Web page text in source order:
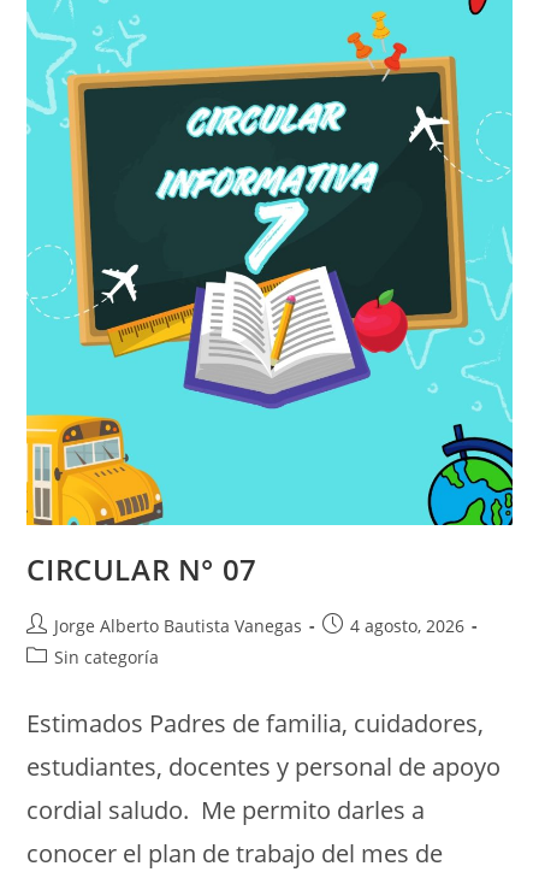
CIRCULAR N° 07
Jorge Alberto Bautista Vanegas
4 agosto, 2026
Sin categoría
Estimados Padres de familia, cuidadores,
estudiantes, docentes y personal de apoyo
cordial saludo. Me permito darles a
conocer el plan de trabajo del mes de